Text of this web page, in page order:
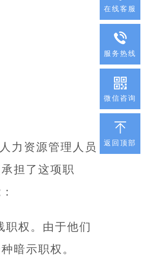
在线客服
服务热线
微信咨询
返回顶部
力资源管理人员
担了这项职
职权。由于他们
暗示职权。